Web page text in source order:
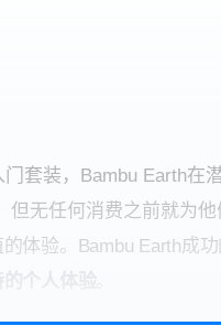
套装，Bambu Earth在
但无任何消费之前就为他
体验。 Bambu Earth成